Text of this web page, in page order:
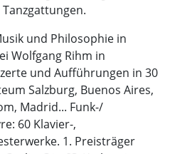
und Philosophie in
Wolfgang Rihm in
und Aufführungen in 30
Salzburg, Buenos Aires,
Madrid... Funk-/
60 Klavier-,
1. Preisträger